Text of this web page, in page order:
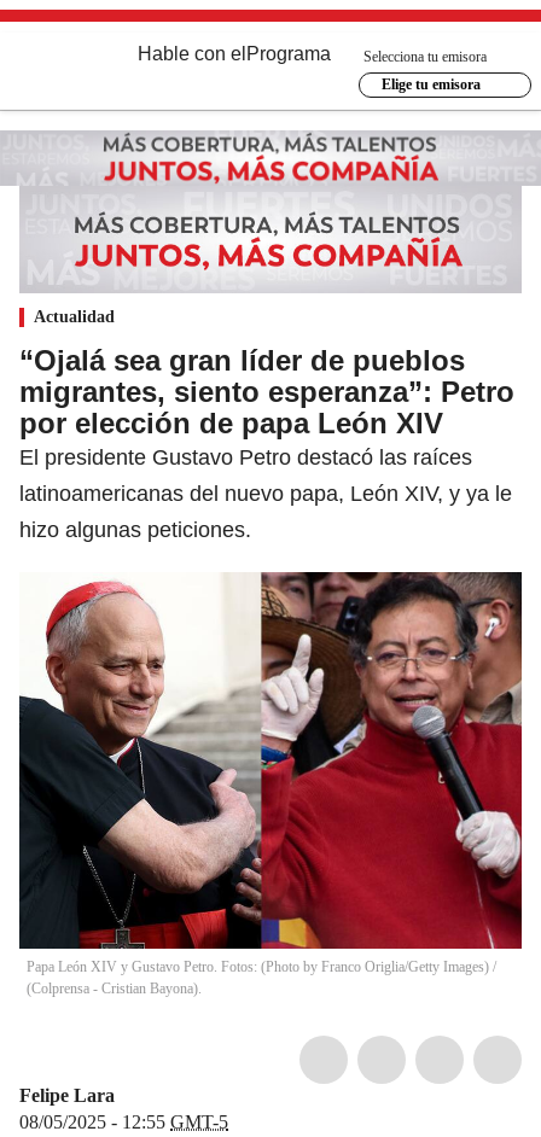
Hable con el Programa
Selecciona tu emisora
Elige tu emisora
Actualidad
“Ojalá sea gran líder de pueblos
migrantes, siento esperanza”: Petro
por elección de papa León XIV
El presidente Gustavo Petro destacó las raíces
latinoamericanas del nuevo papa, León XIV, y ya le
hizo algunas peticiones.
Papa León XIV y Gustavo Petro. Fotos: (Photo by Franco Origlia/Getty Images) /
(Colprensa - Cristian Bayona).
Felipe Lara
08/05/2025 - 12:55 GMT-5